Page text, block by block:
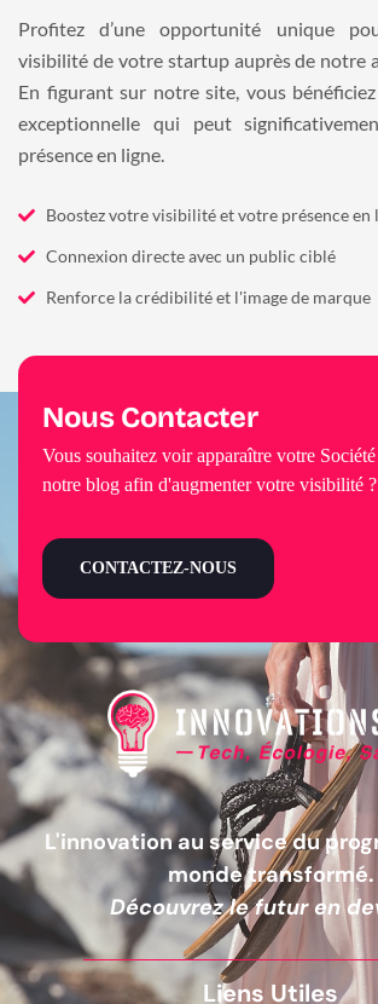
Profitez d’une opportunité unique
visibilité de votre startup auprès de notre
En figurant sur notre site, vous
exceptionnelle qui peut
présence en ligne.
Boostez votre visibilité et votre présence en
Connexion directe avec un public ciblé
Renforce la crédibilité et l'image de marque
L'innovation au service du
monde transformé.
Découvrez le futur en
Liens Utiles
Nous Contacter
Vous souhaitez voir apparaître votre
notre blog afin d'augmenter votre visibilité ?
CONTACTEZ-NOUS